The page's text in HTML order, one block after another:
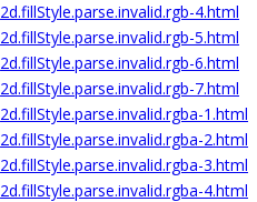
2d.fillStyle.parse.invalid.rgb-4.html
2d.fillStyle.parse.invalid.rgb-5.html
2d.fillStyle.parse.invalid.rgb-6.html
2d.fillStyle.parse.invalid.rgb-7.html
2d.fillStyle.parse.invalid.rgba-1.html
2d.fillStyle.parse.invalid.rgba-2.html
2d.fillStyle.parse.invalid.rgba-3.html
2d.fillStyle.parse.invalid.rgba-4.html